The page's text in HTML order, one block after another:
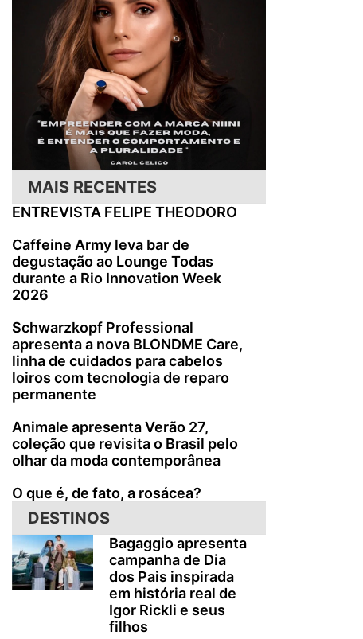
MAIS RECENTES
ENTREVISTA FELIPE THEODORO
Caffeine Army leva bar de
degustação ao Lounge Todas
durante a Rio Innovation Week
2026
Schwarzkopf Professional
apresenta a nova BLONDME Care,
linha de cuidados para cabelos
loiros com tecnologia de reparo
permanente
Animale apresenta Verão 27,
coleção que revisita o Brasil pelo
olhar da moda contemporânea
O que é, de fato, a rosácea?
DESTINOS
Bagaggio apresenta
campanha de Dia
dos Pais inspirada
em história real de
Igor Rickli e seus
filhos